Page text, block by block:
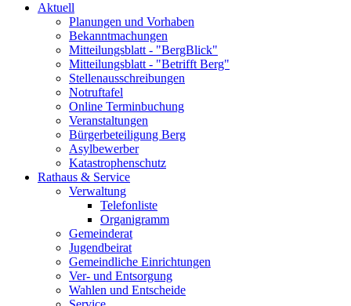
Aktuell
Planungen und Vorhaben
Bekanntmachungen
Mitteilungsblatt - "BergBlick"
Mitteilungsblatt - "Betrifft Berg"
Stellenausschreibungen
Notruftafel
Online Terminbuchung
Veranstaltungen
Bürgerbeteiligung Berg
Asylbewerber
Katastrophenschutz
Rathaus & Service
Verwaltung
Telefonliste
Organigramm
Gemeinderat
Jugendbeirat
Gemeindliche Einrichtungen
Ver- und Entsorgung
Wahlen und Entscheide